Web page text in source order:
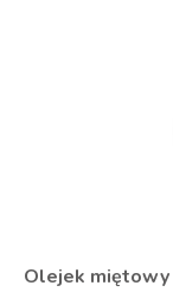
Olejek miętowy